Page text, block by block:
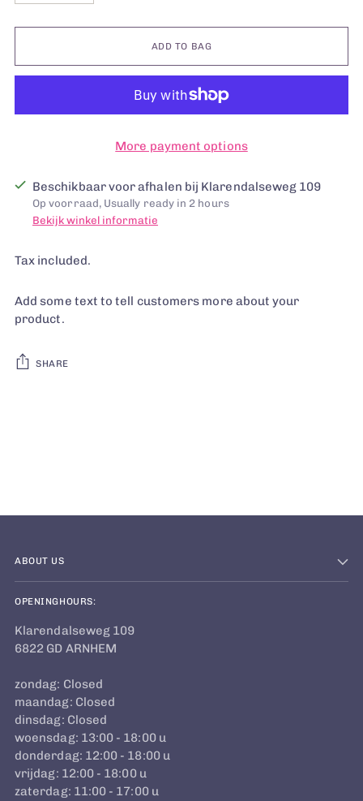
ADD TO BAG
More payment options
Beschikbaar voor afhalen bij Klarendalseweg 109
Op voorraad, Usually ready in 2 hours
Bekijk winkel informatie
Tax included.
Add some text to tell customers more about your
product.
SHARE
ABOUT US
OPENINGHOURS:
Klarendalseweg 109
6822 GD ARNHEM
zondag: Closed
maandag: Closed
dinsdag: Closed
woensdag: 13:00 - 18:00 u
donderdag: 12:00 - 18:00 u
vrijdag: 12:00 - 18:00 u
zaterdag: 11:00 - 17:00 u